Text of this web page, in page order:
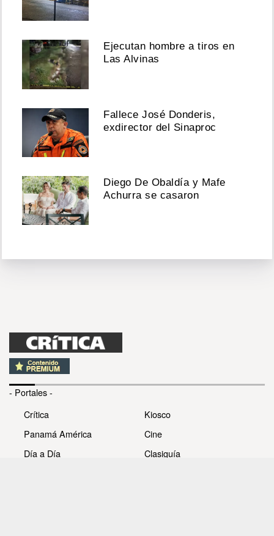
Ejecutan hombre a tiros en
Las Alvinas
Fallece José Donderis,
exdirector del Sinaproc
Diego De Obaldía y Mafe
Achurra se casaron
- Portales -
Crítica
Panamá América
Día a Día
Kiosco
Cine
Clasiguía